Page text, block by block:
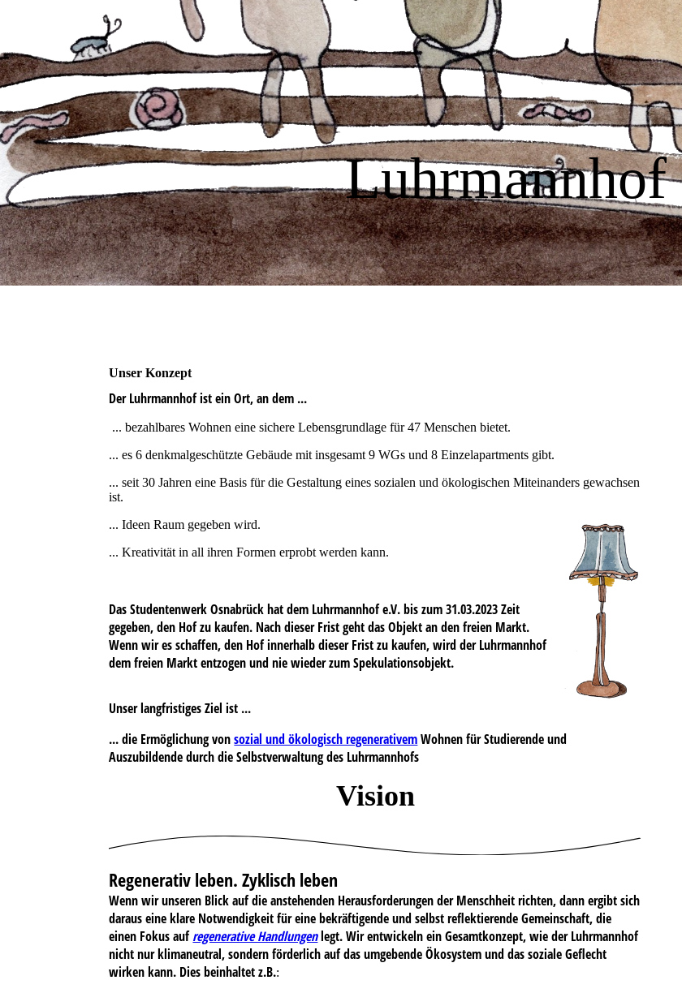
Luhrmannhof
Unser Konzept
Der Luhrmannhof ist ein Ort, an dem ...
... bezahlbares Wohnen eine sichere Lebensgrundlage für 47 Menschen bietet.
... es 6 denkmalgeschützte Gebäude mit insgesamt 9 WGs und 8 Einzelapartments gibt.
... seit 30 Jahren eine Basis für die Gestaltung eines sozialen und ökologischen Miteinanders gewachsen
ist.
... Ideen Raum gegeben wird.
... Kreativität in all ihren Formen erprobt werden kann.
Das Studentenwerk Osnabrück hat dem Luhrmannhof e.V. bis zum 31.03.2023 Zeit
gegeben, den Hof zu kaufen. Nach dieser Frist geht das Objekt an den freien Markt.
Wenn wir es schaffen, den Hof innerhalb dieser Frist zu kaufen, wird der Luhrmannhof
dem freien Markt entzogen und nie wieder zum Spekulationsobjekt.
Unser langfristiges Ziel ist ...
... die Ermöglichung vonsozial und ökologisch regenerativemWohnen für Studierende und
Auszubildende durch die Selbstverwaltung des Luhrmannhofs
Vision
Regenerativ leben. Zyklisch leben
Wenn wir unseren Blick auf die anstehenden Herausforderungen der Menschheit richten, dann ergibt sich
daraus eine klare Notwendigkeit für eine bekräftigende und selbst reflektierende Gemeinschaft, die
einen Fokus aufregenerative Handlungenlegt. Wir entwickeln ein Gesamtkonzept, wie der Luhrmannhof
nicht nur klimaneutral, sondern förderlich auf das umgebende Ökosystem und das soziale Geflecht
wirken kann. Dies beinhaltet z.B.: